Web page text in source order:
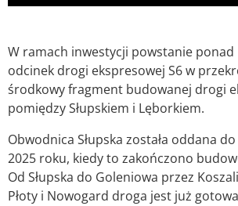
W ramach inwestycji powstanie
odcinek drogi ekspresowej S6 w
środkowy fragment budowanej drogi
pomiędzy Słupskiem i Lęborkiem.
Obwodnica Słupska została oddana
2025 roku, kiedy to zakończono
Od Słupska do Goleniowa przez
Płoty i Nowogard droga jest już